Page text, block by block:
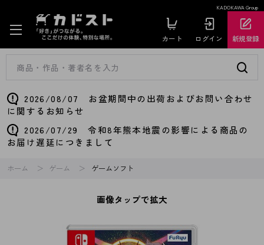
KADOKAWA Group
カート ログイン 新規登録
2026/08/07 お盆期間中の出荷およびお問い合わせ
に関するお知らせ
2026/07/29 令和8年熊本地震の影響による商品の
お届け遅延につきまして
ホーム ゲーム ゲームソフト
画像タップで拡大